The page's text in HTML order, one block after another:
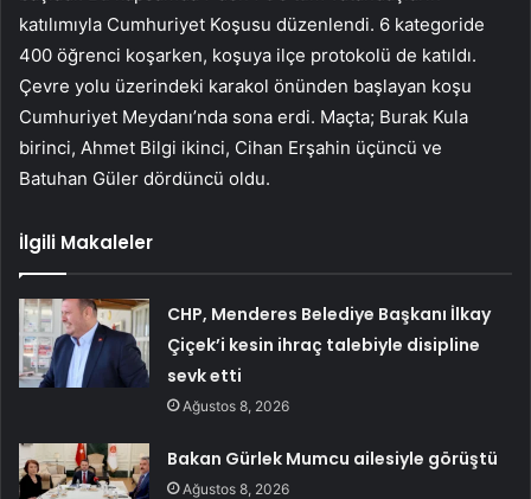
katılımıyla Cumhuriyet Koşusu düzenlendi. 6 kategoride
400 öğrenci koşarken, koşuya ilçe protokolü de katıldı.
Çevre yolu üzerindeki karakol önünden başlayan koşu
Cumhuriyet Meydanı’nda sona erdi. Maçta; Burak Kula
birinci, Ahmet Bilgi ikinci, Cihan Erşahin üçüncü ve
Batuhan Güler dördüncü oldu.
İlgili Makaleler
CHP, Menderes Belediye Başkanı İlkay
Çiçek’i kesin ihraç talebiyle disipline
sevk etti
Ağustos 8, 2026
Bakan Gürlek Mumcu ailesiyle görüştü
Ağustos 8, 2026